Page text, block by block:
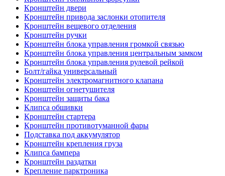
Кронштейн двери
Кронштейн привода заслонки отопителя
Кронштейн вещевого отделения
Кронштейн ручки
Кронштейн блока управления громкой связью
Кронштейн блока управления центральным замком
Кронштейн блока управления рулевой рейкой
Болт/гайка универсальный
Кронштейн электромагнитного клапана
Кронштейн огнетушителя
Кронштейн защиты бака
Клипса обшивки
Кронштейн стартера
Кронштейн противотуманной фары
Подставка под аккумулятор
Кронштейн крепления груза
Клипса бампера
Кронштейн раздатки
Крепление парктроника